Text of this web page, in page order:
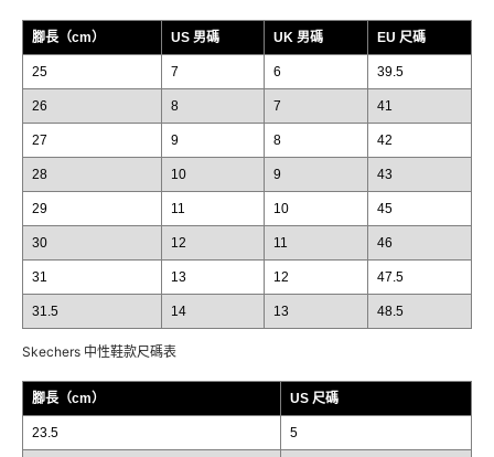
腳長（cm） US 男碼 UK 男碼 EU 尺碼
25 7 6 39.5
26 8 7 41
27 9 8 42
28 10 9 43
29 11 10 45
30 12 11 46
31 13 12 47.5
31.5 14 13 48.5
Skechers 中性鞋款尺碼表
腳長（cm） US 尺碼
23.5 5